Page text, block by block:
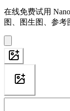
在线免费试用
图、图生图、参考